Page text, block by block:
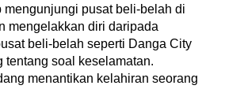
mengunjungi pusat beli-belah di
mengelakkan diri daripada
beli-belah seperti Danga City
tentang soal keselamatan.
menantikan kelahiran seorang